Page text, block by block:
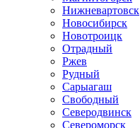
Нижневартовск
Новосибирск
Новотроицк
Отрадный
Ржев
Рудный
Сарыагаш
Свободный
Северодвинск
Североморск